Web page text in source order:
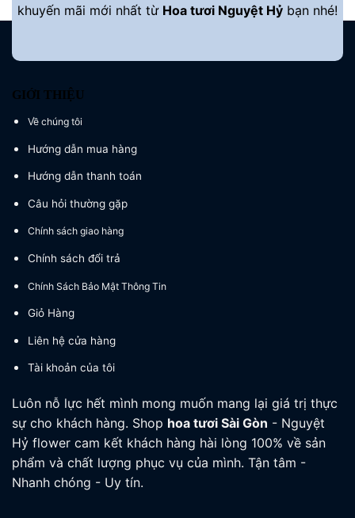
khuyến mãi mới nhất từ Hoa tươi Nguyệt Hỷ bạn nhé!
GIỚI THIỆU
Về chúng tôi
Hướng dẫn mua hàng
Hướng dẫn thanh toán
Câu hỏi thường gặp
Chính sách giao hàng
Chính sách đổi trả
Chính Sách Bảo Mật Thông Tin
Giỏ Hàng
Liên hệ cửa hàng
Tài khoản của tôi
Luôn nỗ lực hết mình mong muốn mang lại giá trị thực
sự cho khách hàng. Shop hoa tươi Sài Gòn - Nguyệt
Hỷ flower cam kết khách hàng hài lòng 100% về sản
phẩm và chất lượng phục vụ của mình. Tận tâm -
Nhanh chóng - Uy tín.